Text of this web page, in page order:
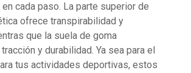
cada paso. La parte superior de
ofrece transpirabilidad y
que la suela de goma
y durabilidad. Ya sea para el
tus actividades deportivas, estos